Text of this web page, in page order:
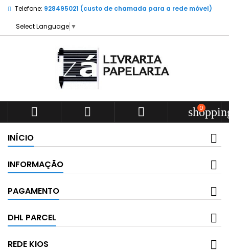
Telefone: 928495021 (custo de chamada para a rede móvel)
Select Language ▼
   0
INÍCIO
INFORMAÇÃO
PAGAMENTO
DHL PARCEL
REDE KIOS